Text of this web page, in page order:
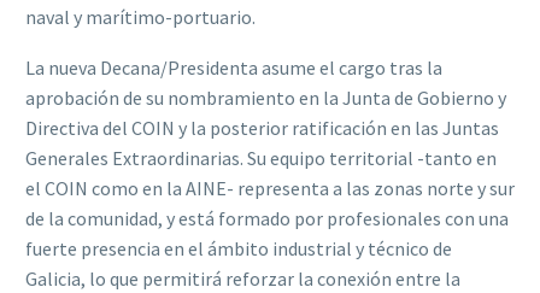
naval y marítimo-portuario.
La nueva Decana/Presidenta asume el cargo tras la
aprobación de su nombramiento en la Junta de Gobierno y
Directiva del COIN y la posterior ratificación en las Juntas
Generales Extraordinarias. Su equipo territorial -tanto en
el COIN como en la AINE- representa a las zonas norte y sur
de la comunidad, y está formado por profesionales con una
fuerte presencia en el ámbito industrial y técnico de
Galicia, lo que permitirá reforzar la conexión entre la